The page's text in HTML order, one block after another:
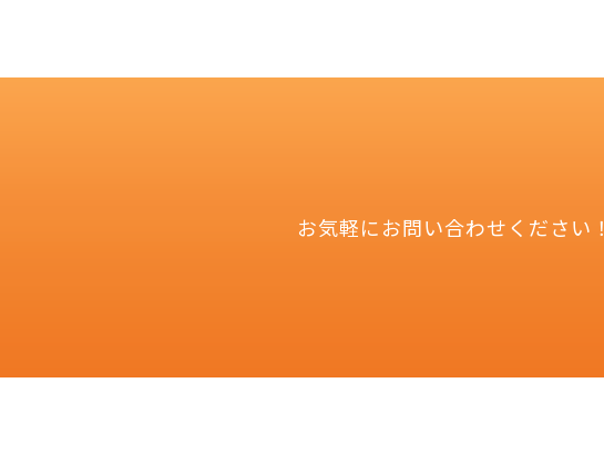
お気軽にお問い合わせください！